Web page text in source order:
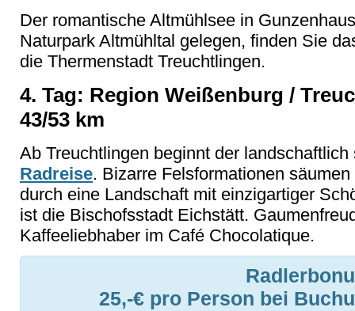
Der romantische Altmühlsee in
Naturpark Altmühltal gelegen, finden Sie
die Thermenstadt Treuchtlingen.
4. Tag: Region Weißenburg /
43/53 km
Ab Treuchtlingen beginnt der
Radreise. Bizarre Felsformationen
durch eine Landschaft mit einzigartiger
ist die Bischofsstadt Eichstätt.
Kaffeeliebhaber im Café Chocolatique.
25,-€ pro Person bei